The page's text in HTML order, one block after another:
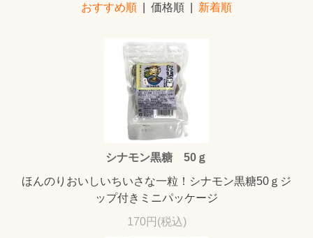
おすすめ順 | 価格順 | 新着順
シナモン黒糖 50ｇ
ほんのりおいしいちいさな一粒！シナモン黒糖50ｇジ
ップ付きミニパッケージ
170円(税込)